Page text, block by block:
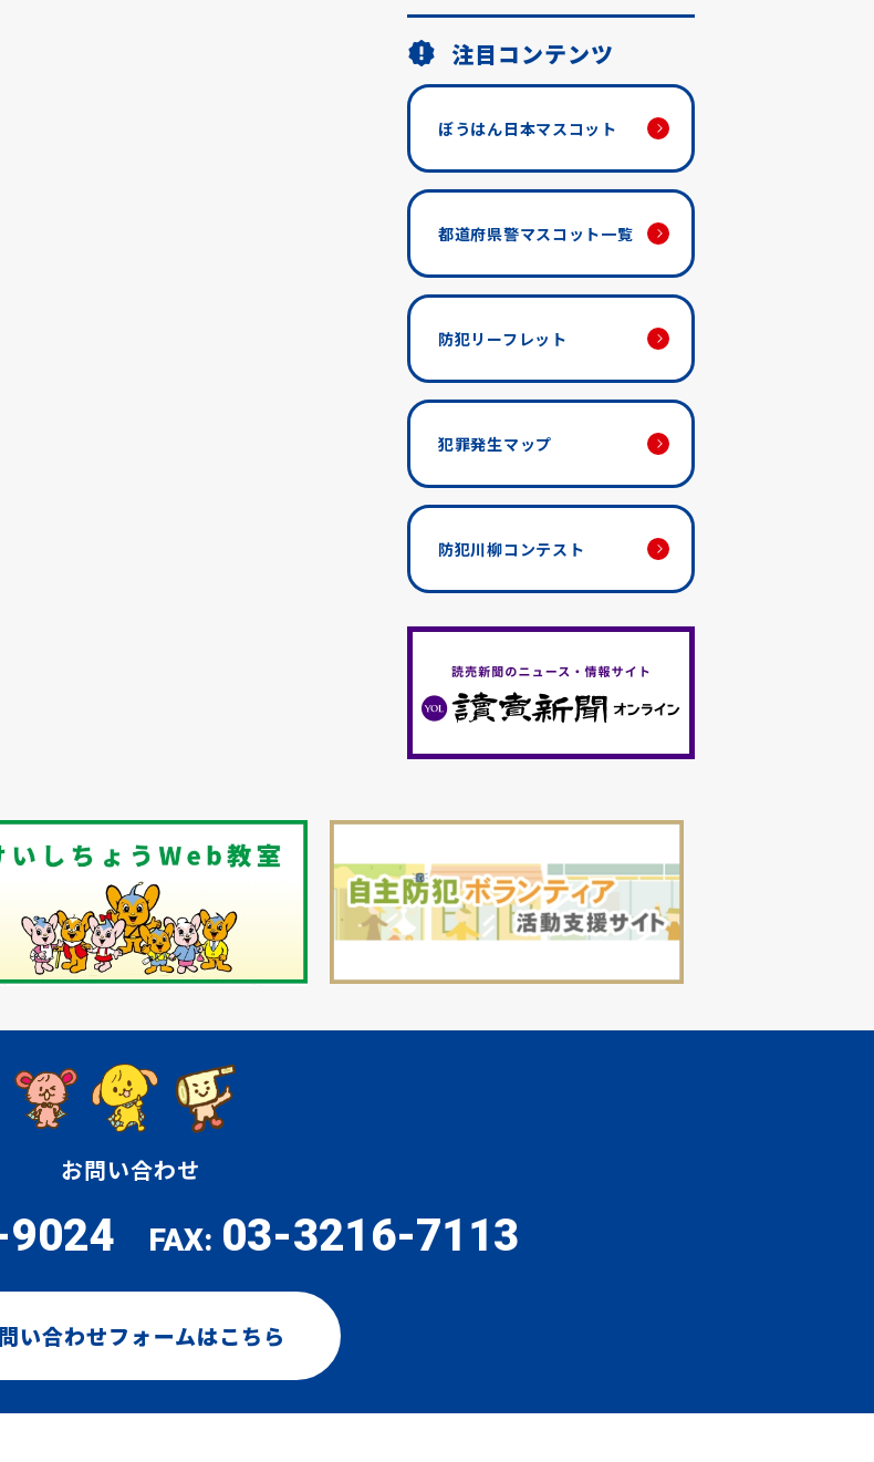
注目コンテンツ
ぼうはん日本マスコット
都道府県警マスコット一覧
防犯リーフレット
犯罪発生マップ
防犯川柳コンテスト
お問い合わせ
FAX: 03-3216-7113
い合わせフォームはこちら